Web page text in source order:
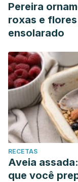
Pereira
roxas e
ensolarado
RECETAS
Aveia
que você